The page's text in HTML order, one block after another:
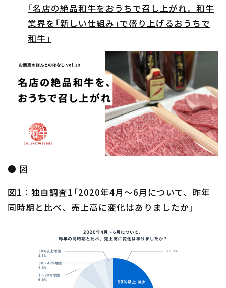
「名店の絶品和牛をおうちで召し上がれ。和牛
業界を「新しい仕組み」で盛り上げるおうちで
和牛」
● 図
図1：独自調査1「2020年4月～6月について、昨年
同時期と比べ、売上高に変化はありましたか」